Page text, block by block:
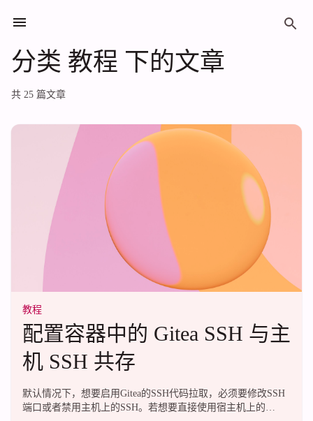
分类 教程 下的文章
共 25 篇文章
教程
配置容器中的 Gitea SSH 与主
机 SSH 共存
默认情况下，想要启用Gitea的SSH代码拉取，必须要修改SSH
端口或者禁用主机上的SSH。若想要直接使用宿主机上的